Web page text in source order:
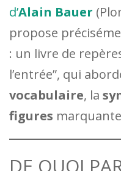
d’Alain Bauer
propose
: un livre de
l’entrée”, qui
vocabulaire, la
figures
DE QUOI